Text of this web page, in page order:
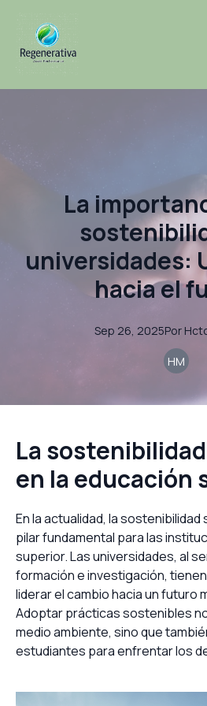
La
universidades:
hacia el
Sep 26, 2025Por
HM
La
en la educación
En la actualidad, la
pilar fundamental para las
superior. Las universidades, al
formación e investigación,
liderar el cambio hacia un futuro
Adoptar prácticas sostenibles
medio ambiente, sino que
estudiantes para enfrentar los